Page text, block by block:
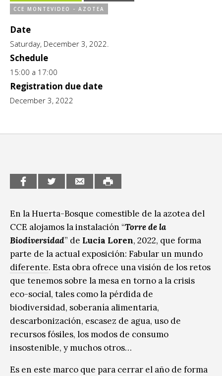
CCE en el interior/libros
Espacio itinerante de lectura infantil
Exposiciones
Género y Diversidad
Infantil y Juvenil
Sin categoría
CCE MONTEVIDEO - AZOTEA
Date
Saturday, December 3, 2022.
Schedule
15:00 a 17:00
Registration due date
December 3, 2022
En la Huerta-Bosque comestible de la azotea del
CCE alojamos la instalación “Torre de la
Biodiversidad” de Lucia Loren, 2022, que forma
parte de la actual exposición: Fabular un mundo
diferente. Esta obra ofrece una visión de los retos
que tenemos sobre la mesa en torno a la crisis
eco-social, tales como la pérdida de
biodiversidad, soberanía alimentaria,
descarbonización, escasez de agua, uso de
recursos fósiles, los modos de consumo
insostenible, y muchos otros…
Es en este marco que para cerrar el año de forma